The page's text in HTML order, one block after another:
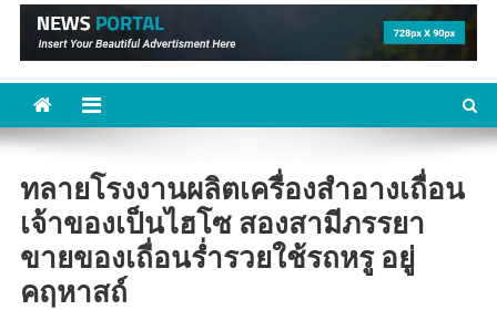
ทลายโรงงานผลิตเครื่องสำอางเถื่อน
เจ้าของเป็นไฮโซ สองสามีภรรยา
ขายของเถื่อนร่ำรวยใช้รถหรู อยู่
คฤหาสถ์